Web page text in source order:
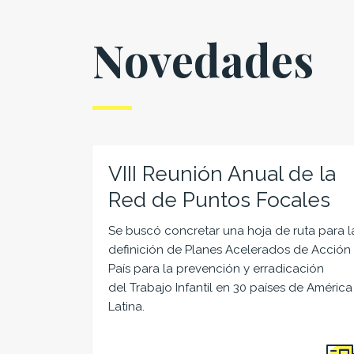
Novedades
VIII Reunión Anual de la
Red de Puntos Focales
Se buscó concretar una hoja de ruta para
definición de Planes Acelerados de Acción
País para la prevención y erradicación
del Trabajo Infantil en 30 países de América
Latina.